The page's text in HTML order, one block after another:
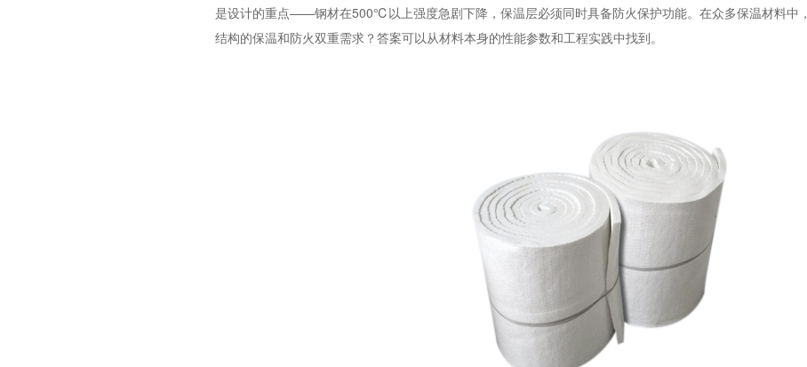
是设计的重点——钢材在500℃以上强度急剧下降，保温层必须同时具备防火保护功能。在众多保温材料中，
结构的保温和防火双重需求？答案可以从材料本身的性能参数和工程实践中找到。